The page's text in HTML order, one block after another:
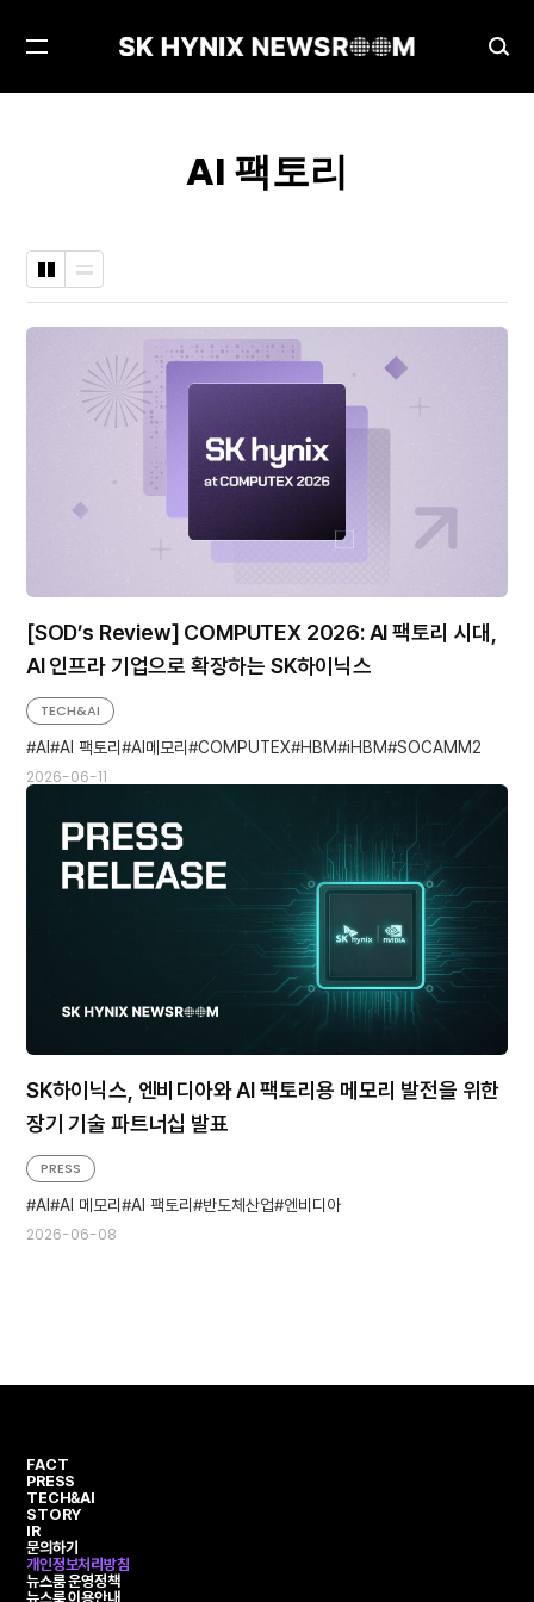
검
색
메
AI 팩토리
바
나
[SOD’s Review] COMPUTEX 2026: AI 팩토리 시대,
AI 인프라 기업으로 확장하는 SK하이닉스
2026-06-11
TECH&AI
AI
AI 팩토리 AI메모리 COMPUTEX HBM iHBM SOCAMM2
SK하이닉스, 엔비디아와 AI 팩토리용 메모리 발전을 위한
장기 기술 파트너십 발표
2026-06-08
PRESS
AI
AI 메모리 AI 팩토리 반도체산업 엔비디아
FACT
PRESS
TECH&AI
STORY
IR
문의하기
개인정보처리방침
뉴스룸 운영정책
뉴스룸 이용안내